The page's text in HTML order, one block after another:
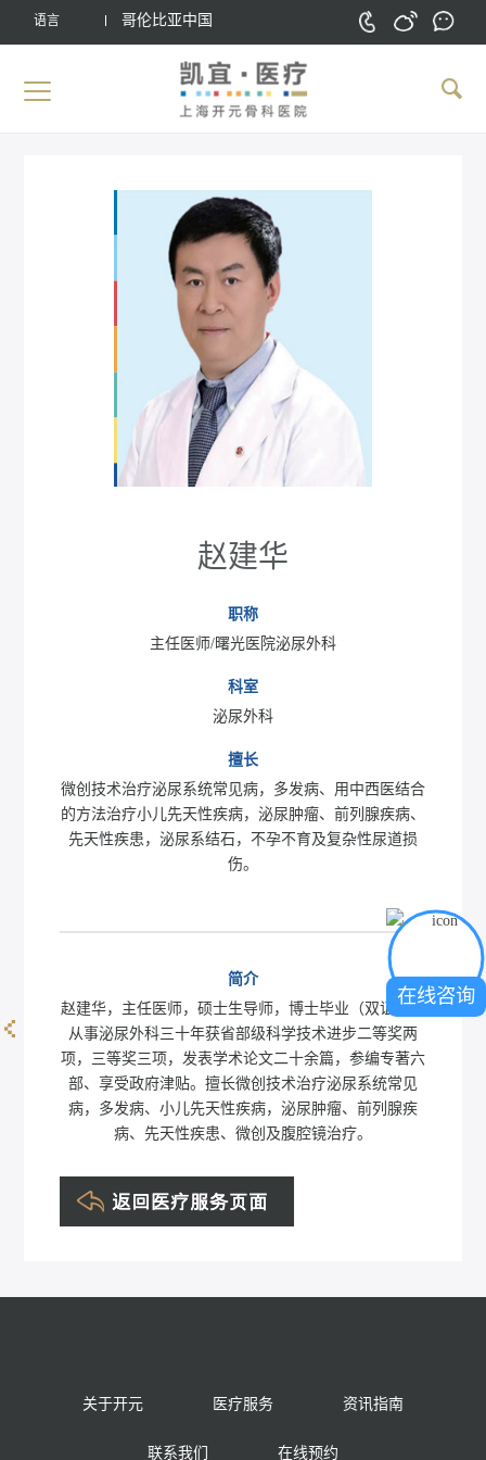
语言 哥伦比亚中国
赵建华
职称
主任医师/曙光医院泌尿外科
科室
泌尿外科
擅长
微创技术治疗泌尿系统常见病，多发病、用中西医结合
的方法治疗小儿先天性疾病，泌尿肿瘤、前列腺疾病、
先天性疾患，泌尿系结石，不孕不育及复杂性尿道损
伤。
简介
赵建华，主任医师，硕士生导师，博士毕业（双证），
从事泌尿外科三十年获省部级科学技术进步二等奖两
项，三等奖三项，发表学术论文二十余篇，参编专著六
部、享受政府津贴。擅长微创技术治疗泌尿系统常见
病，多发病、小儿先天性疾病，泌尿肿瘤、前列腺疾
病、先天性疾患、微创及腹腔镜治疗。
关于开元 医疗服务 资讯指南
联系我们 在线预约
王学雷
在线咨询